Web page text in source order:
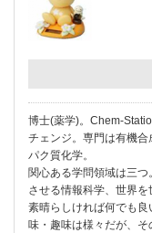
博士(薬学)。Chem-
チェンジ。専門は有機
パク質化学。
関心ある学問領域は三
させる情報科学、世界を
素晴らしければ何でも
味・趣味は様々だが、